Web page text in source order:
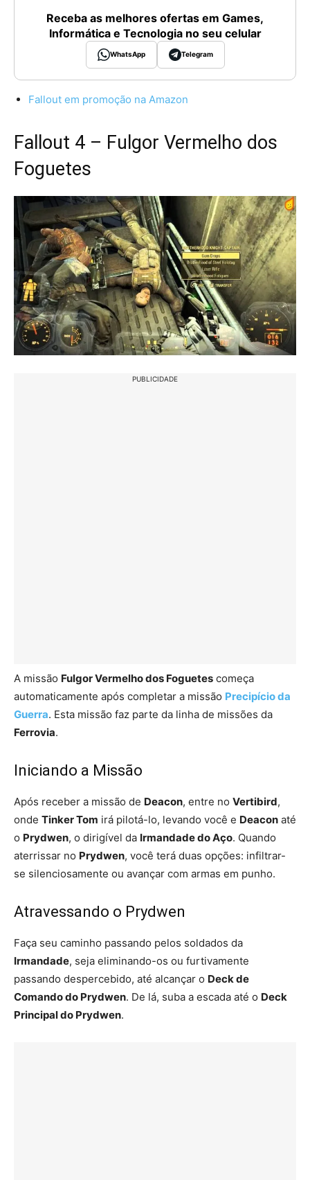
Receba as melhores ofertas em Games,
Informática e Tecnologia no seu celular
WhatsApp Telegram
Fallout em promoção na Amazon
Fallout 4 – Fulgor Vermelho dos
Foguetes
PUBLICIDADE
A missão Fulgor Vermelho dos Foguetes começa
automaticamente após completar a missão Precipício da
Guerra. Esta missão faz parte da linha de missões da
Ferrovia.
Iniciando a Missão
Após receber a missão de Deacon, entre no Vertibird,
onde Tinker Tom irá pilotá-lo, levando você e Deacon até
o Prydwen, o dirigível da Irmandade do Aço. Quando
aterrissar no Prydwen, você terá duas opções: infiltrar-
se silenciosamente ou avançar com armas em punho.
Atravessando o Prydwen
Faça seu caminho passando pelos soldados da
Irmandade, seja eliminando-os ou furtivamente
passando despercebido, até alcançar o Deck de
Comando do Prydwen. De lá, suba a escada até o Deck
Principal do Prydwen.